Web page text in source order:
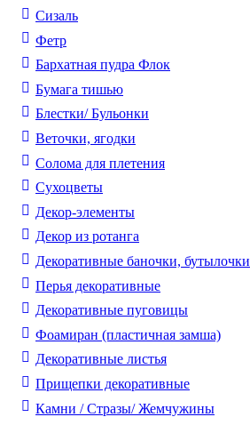
Сизаль
Фетр
Бархатная пудра Флок
Бумага тишью
Блестки/ Бульонки
Веточки, ягодки
Солома для плетения
Cухоцветы
Декор-элементы
Декор из ротанга
Декоративные баночки, бутылочки
Перья декоративные
Декоративные пуговицы
Фоамиран (пластичная замша)
Декоративные листья
Прищепки декоративные
Камни / Cтразы/ Жемчужины